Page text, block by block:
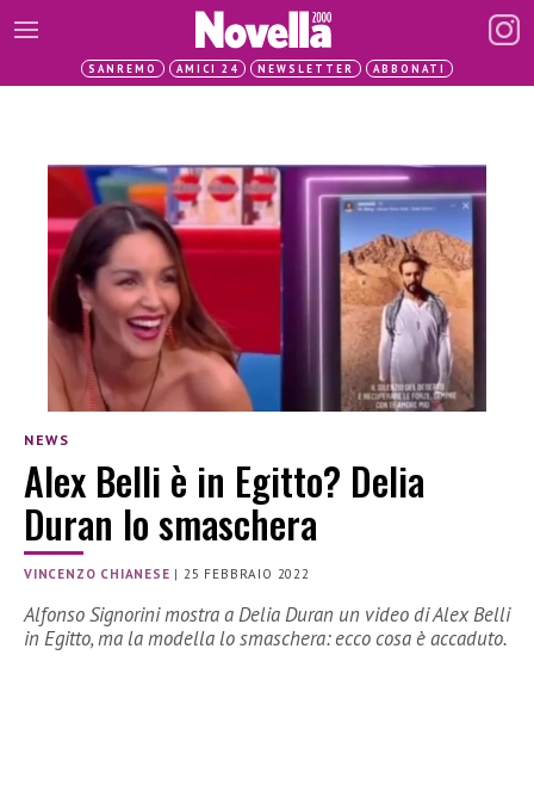
SANREMO AMICI 24 NEWSLETTER ABBONATI
NEWS
Alex Belli è in Egitto? Delia
Duran lo smaschera
VINCENZO CHIANESE |25 FEBBRAIO 2022
Alfonso Signorini mostra a Delia Duran un video di Alex Belli
in Egitto, ma la modella lo smaschera: ecco cosa è accaduto.